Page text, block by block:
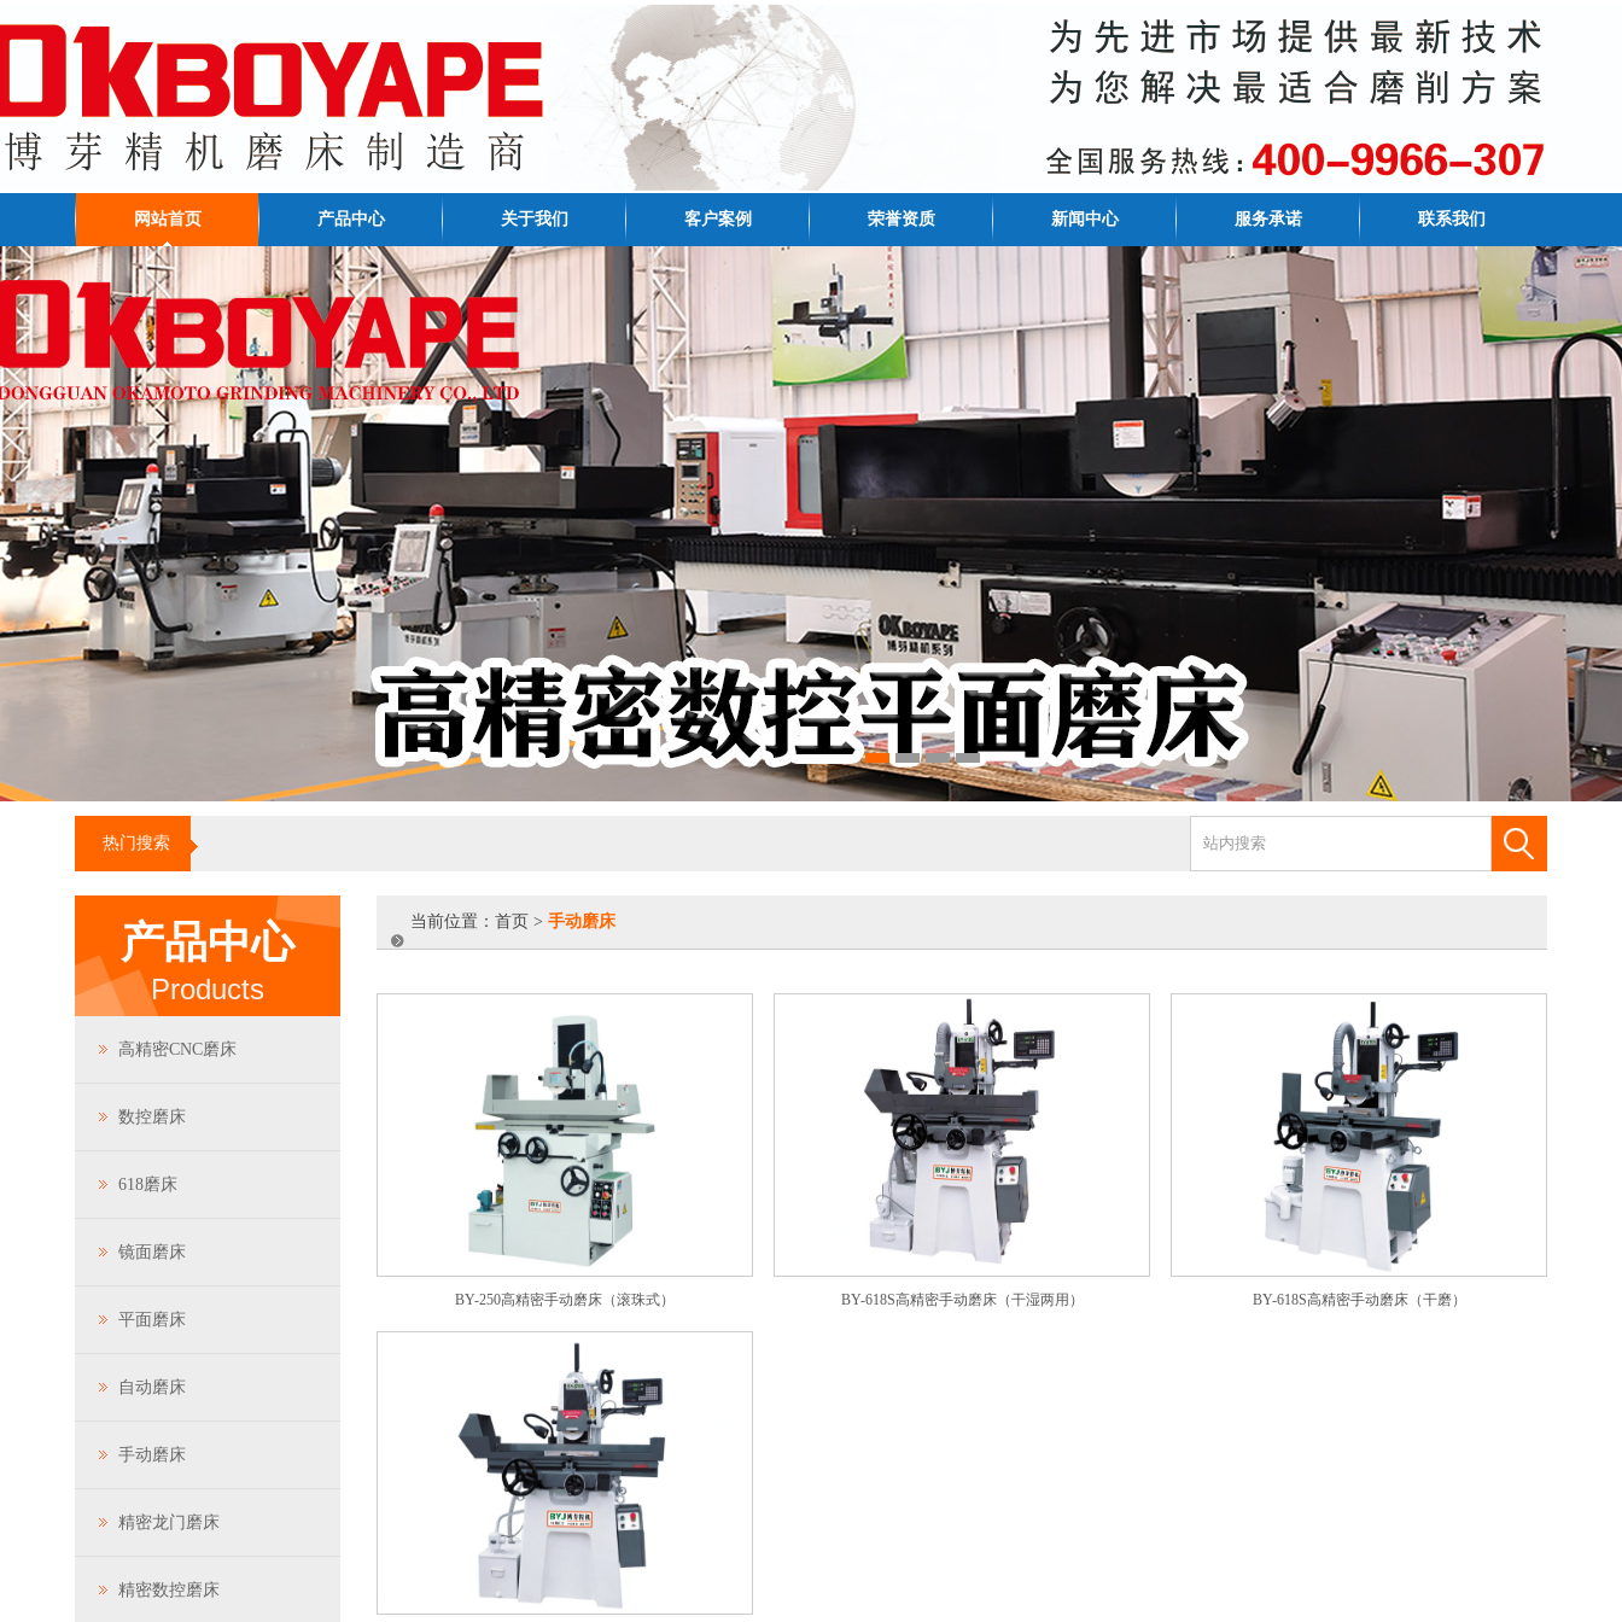
网站首页 产品中心 关于我们 客户案例 荣誉资质 新闻中心 服务承诺 联系我们
热门搜索
产品中心
Products
高精密CNC磨床
数控磨床
618磨床
镜面磨床
平面磨床
自动磨床
手动磨床
精密龙门磨床
精密数控磨床
当前位置： 首页 > 手动磨床
BY-250高精密手动磨床（滚珠式） BY-618S高精密手动磨床（干湿两用） BY-618S高精密手动磨床（干磨）